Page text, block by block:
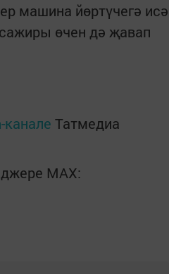
машина йөртүчегә исә
өчен дә җавап
канале Татмедиа
MАХ: